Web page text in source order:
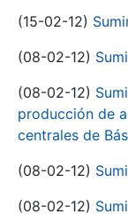
(15-02-12)
(08-02-12)
(08-02-12)
producción de
centrales de
(08-02-12)
(08-02-12)